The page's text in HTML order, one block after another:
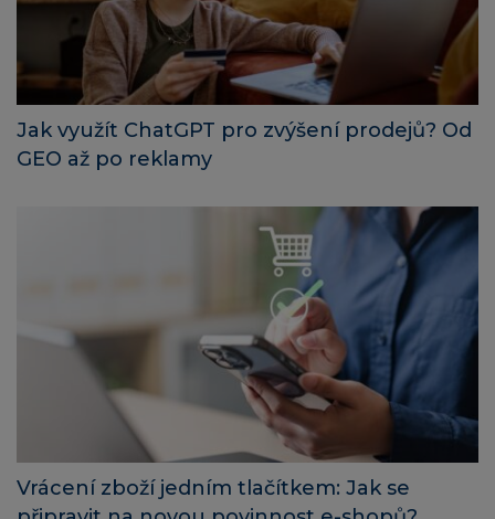
Jak využít ChatGPT pro zvýšení prodejů? Od
GEO až po reklamy
Vrácení zboží jedním tlačítkem: Jak se